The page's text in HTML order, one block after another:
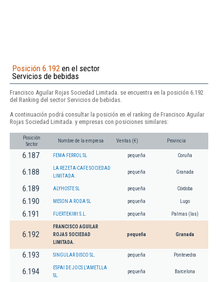
Posición 6.192 en el sector
Servicios de bebidas
Francisco Aguilar Rojas Sociedad Limitada. se encuentra en la posición 6.192
del Ranking del sector Servicios de bebidas.
A continuación podrá consultar la posición en el ranking de Francisco Aguilar
Rojas Sociedad Limitada. y empresas con posiciones similares:
Posición
Sector
Nombre de la empresa Ventas (€) Provincia
6.187 FEMA FERROL SL pequeña Coruña
6.188
LA REZETA-CAFE SOCIEDAD
LIMITADA.
pequeña Granada
6.189 ALYHOSTE SL pequeña Córdoba
6.190 MESON A RODA SL pequeña Lugo
6.191 FUERTEKIWI S.L. pequeña Palmas (las)
6.192
FRANCISCO AGUILAR
ROJAS SOCIEDAD
LIMITADA.
pequeña Granada
6.193 SINGULAR DISCO SL. pequeña Pontevedra
6.194
ESPAI DE JOCS L'AMETLLA
SL.
pequeña Barcelona